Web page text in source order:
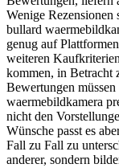
Wenige Rezensionen
bullard
genug auf
weiteren
kommen, in Betracht
Bewertungen
waermebildkamera
nicht den
Wünsche passt es
Fall zu Fall zu
anderer, sondern